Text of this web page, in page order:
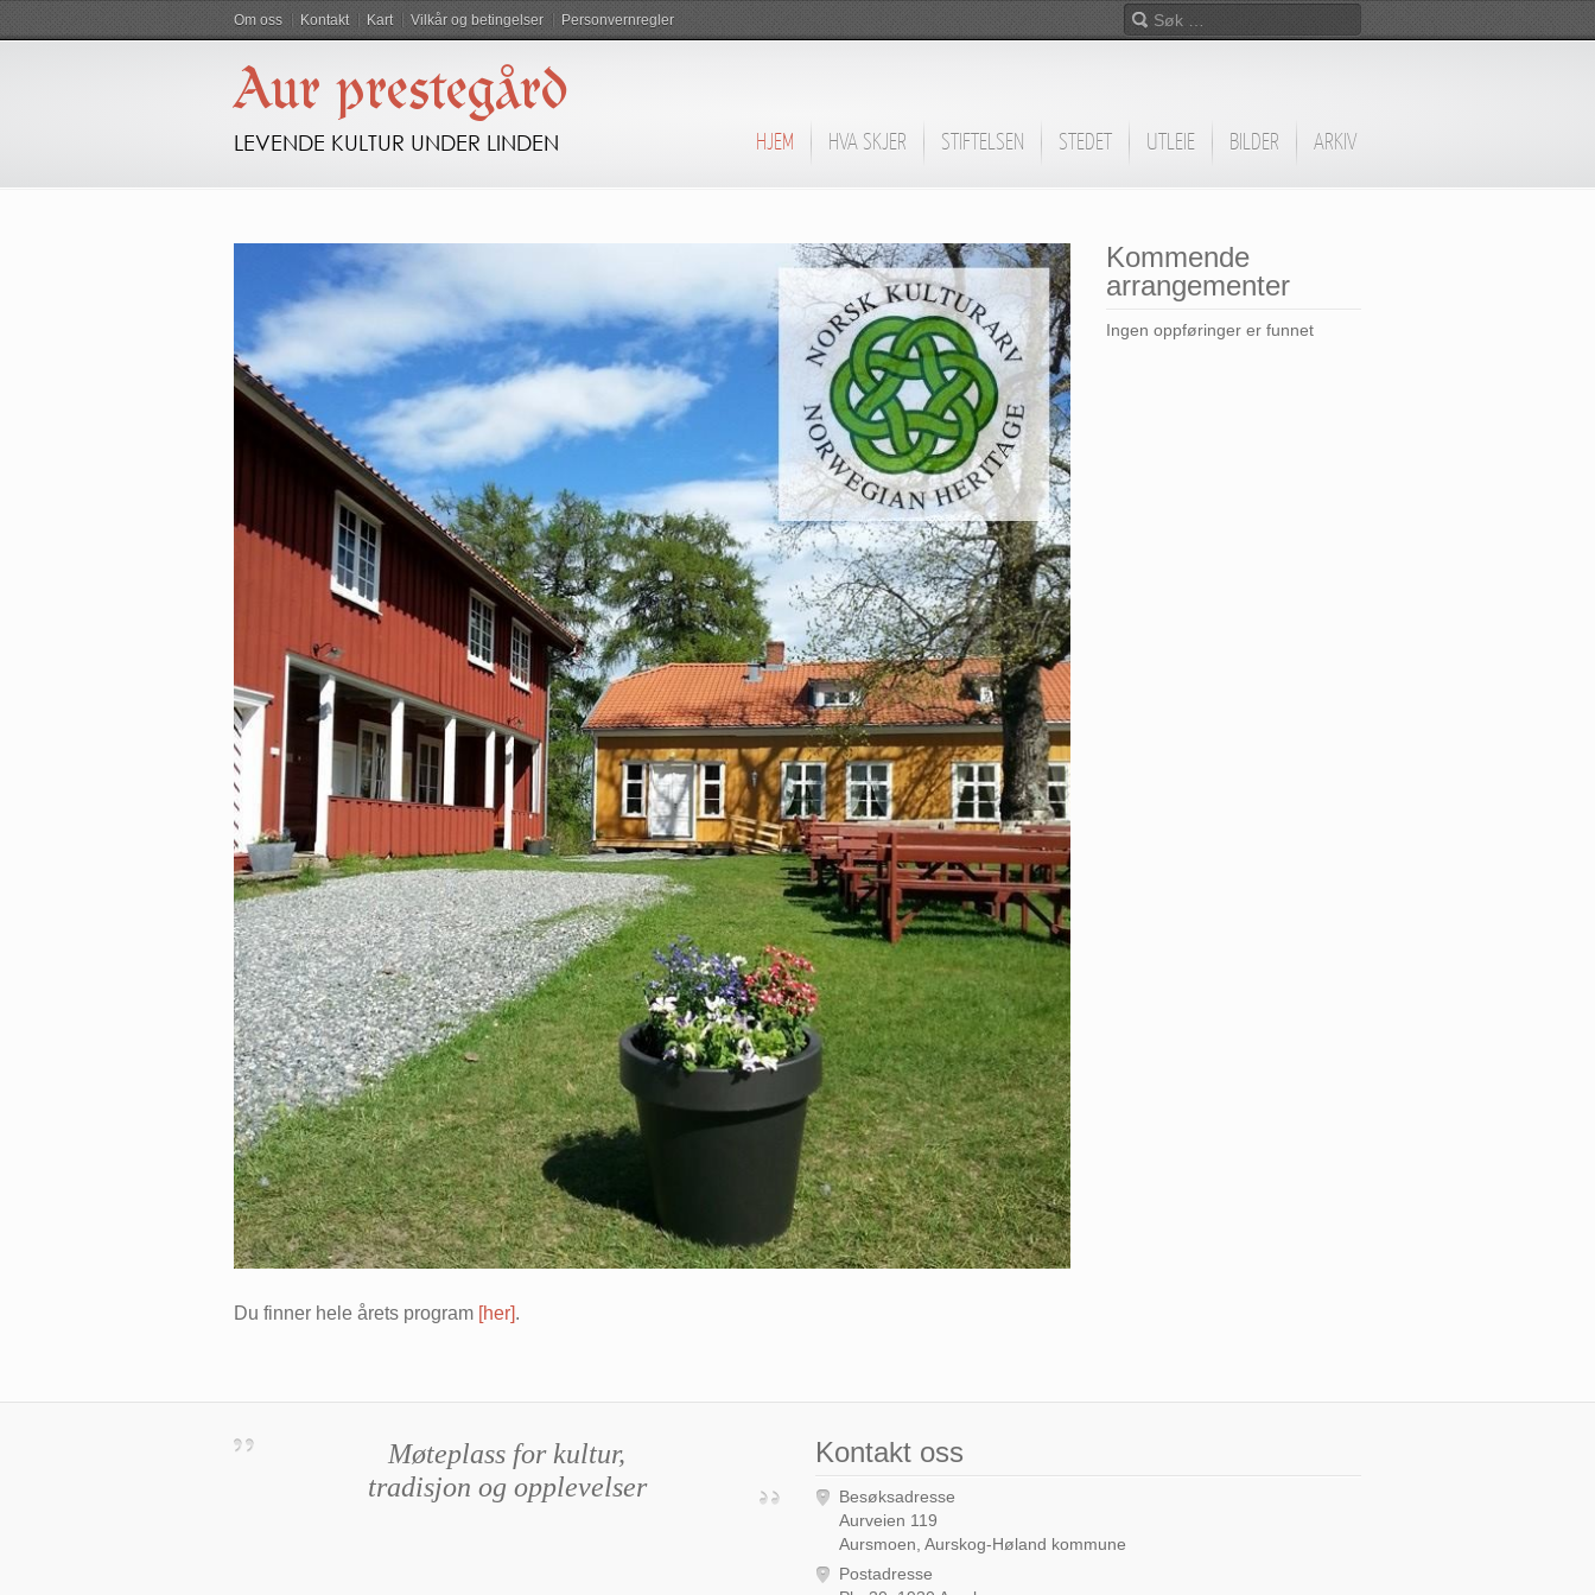
Om oss Kontakt Kart Vilkår og betingelser Personvernregler
Aur prestegård
LEVENDE KULTUR UNDER LINDEN HJEM HVA SKJER STIFTELSEN STEDET UTLEIE BILDER ARKIV
Du finner hele årets program [her].
Kommende
arrangementer
Ingen oppføringer er funnet
Møteplass for kultur,
tradisjon og opplevelser
Kontakt oss
Besøksadresse
Aurveien 119
Aursmoen, Aurskog-Høland kommune
Postadresse